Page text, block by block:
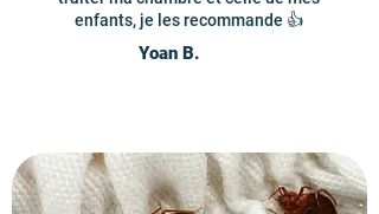
enfants, je les recommande 👍
Yoan B.